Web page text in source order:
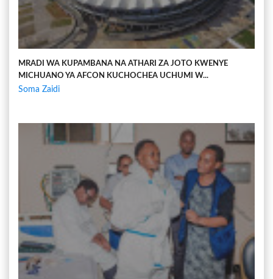
MRADI WA KUPAMBANA NA ATHARI ZA JOTO KWENYE
MICHUANO YA AFCON KUCHOCHEA UCHUMI W...
Soma Zaidi